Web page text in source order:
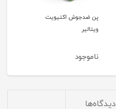
پن ضدجوش اکتیویت
ویتالیر
ناموجود
دیدگاه‌ها